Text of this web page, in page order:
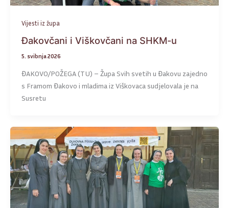
Vijesti iz župa
Đakovčani i Viškovčani na SHKM-u
5. svibnja 2026
ĐAKOVO/POŽEGA (TU) – Župa Svih svetih u Đakovu zajedno
s Framom Đakovo i mladima iz Viškovaca sudjelovala je na
Susretu